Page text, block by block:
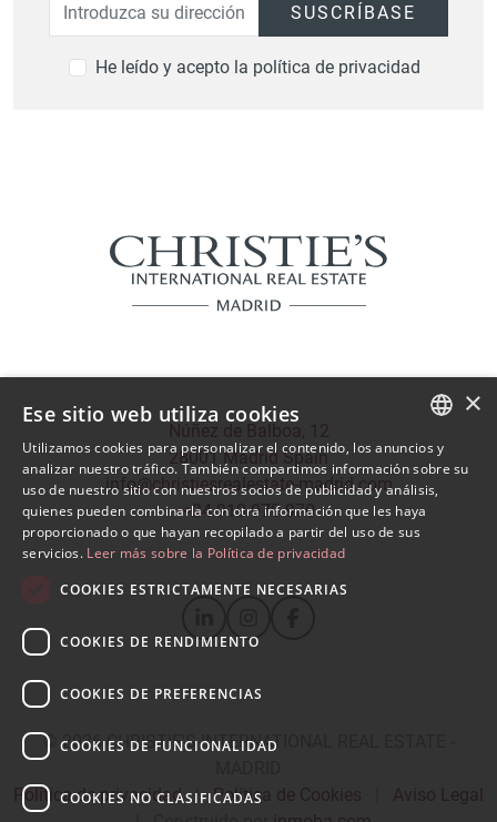
SUSCRÍBASE
He leído y acepto la política de privacidad
Núñez de Balboa, 12
28001 Madrid Spain
info@christiesrealestate-madrid.com
+34 910 970 970
© 2026CHRISTIE'S INTERNATIONAL REAL ESTATE -
Política de privacidad
| Política de Cookies
Aviso Legal
SPANISH
ENGLISH
×
Ese sitio web utiliza cookies
Utilizamos cookies para personalizar el contenido, los anuncios y
analizar nuestro tráfico. También compartimos información sobre su
uso de nuestro sitio con nuestros socios de publicidad y análisis,
quienes pueden combinarla con otra información que les haya
proporcionado o que hayan recopilado a partir del uso de sus
servicios. Leer más sobre la Política de privacidad
COOKIES ESTRICTAMENTE NECESARIAS
COOKIES DE RENDIMIENTO
COOKIES DE PREFERENCIAS
COOKIES DE FUNCIONALIDAD
COOKIES NO CLASIFICADAS